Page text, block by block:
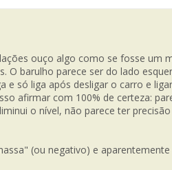
ouço algo como se fosse um
barulho parece ser do lado
só liga após desligar o carro e
afirmar com 100% de certeza:
o nível, não parece ter
(ou negativo) e